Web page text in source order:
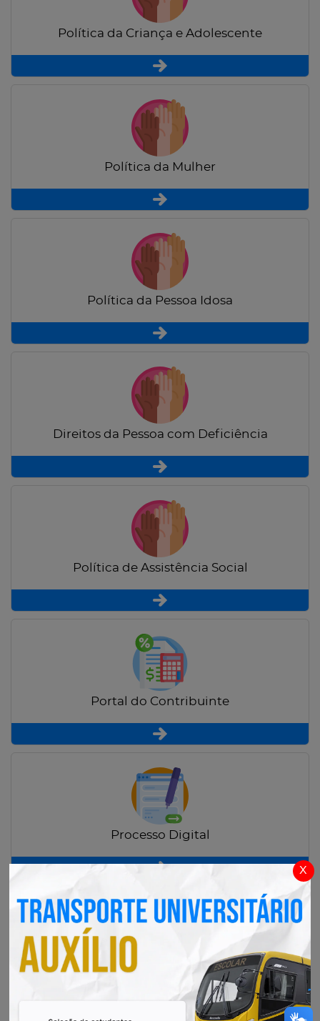
x
Política da Criança e Adolescente
Política da Mulher
Política da Pessoa Idosa
Direitos da Pessoa com Deficiência
Política de Assistência Social
Portal do Contribuinte
Processo Digital
Radar Transparência Pública